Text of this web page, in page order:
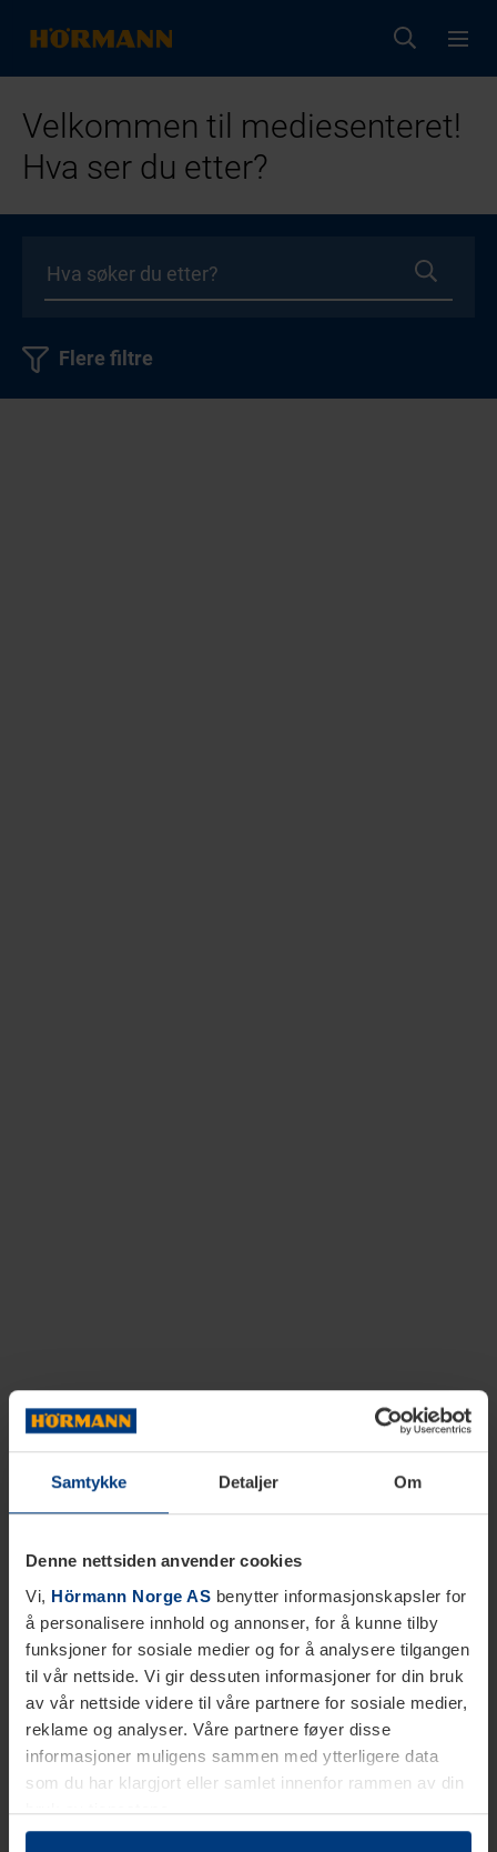
Samtykke Detaljer Om
Denne nettsiden anvender cookies
Vi, Hörmann Norge AS benytter informasjonskapsler for
å personalisere innhold og annonser, for å kunne tilby
funksjoner for sosiale medier og for å analysere tilgangen
til vår nettside. Vi gir dessuten informasjoner for din bruk
av vår nettside videre til våre partnere for sosiale medier,
reklame og analyser. Våre partnere føyer disse
informasjoner muligens sammen med ytterligere data
som du har klargjort eller samlet innenfor rammen av din
bruk av tjenestene.
Etter loven kan vi lagre informasjonskapsler på din
Velkommen til mediesenteret!
Hva ser du etter?
Flere filtre